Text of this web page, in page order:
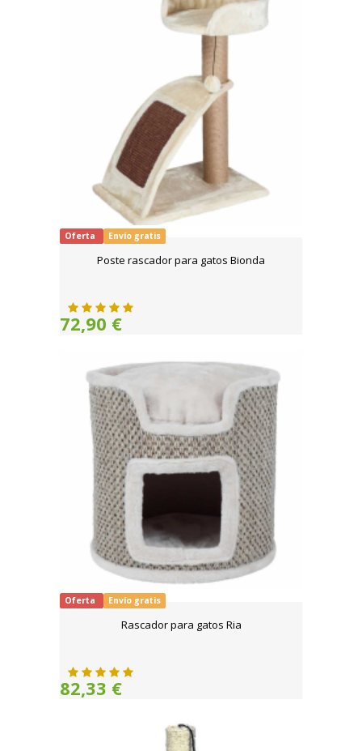
Oferta Envío gratis
Poste rascador para gatos Bionda
72,90 €
Oferta Envío gratis
Rascador para gatos Ria
82,33 €